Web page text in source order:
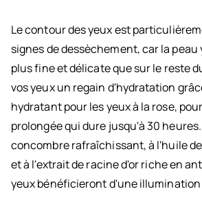
Le contour des yeux est
signes de dessèchement, car la peau
plus fine et délicate que sur le reste
vos yeux un regain d'hydratation
hydratant pour les yeux à la rose,
prolongée qui dure jusqu'à 30
concombre rafraîchissant, à l'huile
et à l'extrait de racine d'or riche en
yeux bénéficieront d'une